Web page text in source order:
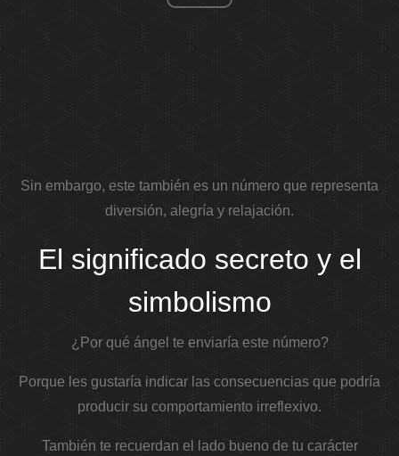
Sin embargo, este también es un número que representa
diversión, alegría y relajación.
El significado secreto y el
simbolismo
¿Por qué ángel te enviaría este número?
Porque les gustaría indicar las consecuencias que podría
producir su comportamiento irreflexivo.
También te recuerdan el lado bueno de tu carácter